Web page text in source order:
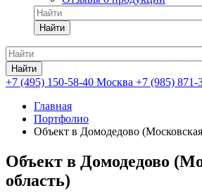
Найти
Найти
+7 (495) 150-58-40 Москва +7 (985) 871-
Главная
Портфолио
Объект в Домодедово
Объект в Домодедово
область)